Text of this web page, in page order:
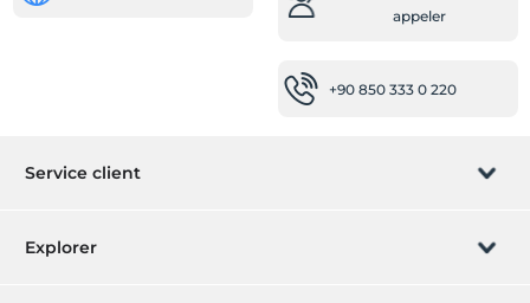
appeler
+90 850 333 0 220
Service client
Gérer la réservation
Explorer